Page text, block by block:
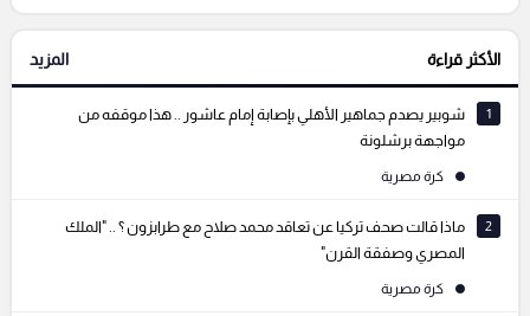
التعليقات السابقة
الأكثر قراءة المزيد
1
شوبير يصدم جماهير الأهلي بإصابة إمام عاشور .. هذا موقفه من
مواجهة برشلونة
كرة مصرية
2
ماذا قالت صحف تركيا عن تعاقد محمد صلاح مع طرابزون ؟ .. "الملك
المصري وصفقة القرن"
كرة مصرية